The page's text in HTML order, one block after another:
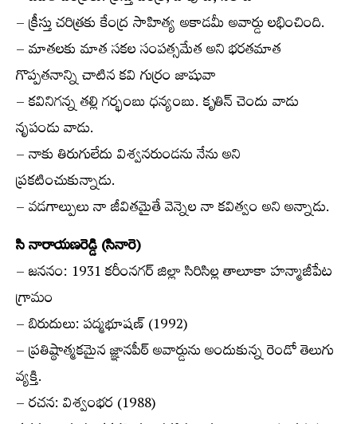
– క్రీస్తు చరిత్రకు కేంద్ర సాహిత్య అకాడమీ అవార్డు లభించింది.
– మాతలకు మాత సకల సంపత్సమేత అని భరతమాత
గొప్పతనాన్ని చాటిన కవి గుర్రం జాషువా
– కవినిగన్న తల్లి గర్భంబు ధన్యంబు. కృతిన్ చెందు వాడు
నృపండు వాడు.
– నాకు తిరుగులేదు విశ్వనరుండను నేను అని
ప్రకటించుకున్నాడు.
– వడగాల్పులు నా జీవితమైతే వెన్నెల నా కవిత్వం అని అన్నాడు.
సి నారాయణరెడ్డి (సినారె)
– జననం: 1931 కరీంనగర్ జిల్లా సిరిసిల్ల తాలూకా హన్మాజీపేట
గ్రామం
– బిరుదులు: పద్మభూషణ్ (1992)
– ప్రతిష్ఠాత్మకమైన జ్ఞానపీఠ్ అవార్డును అందుకున్న రెండో తెలుగు
వ్యక్తి.
– రచన: విశ్వంభర (1988)